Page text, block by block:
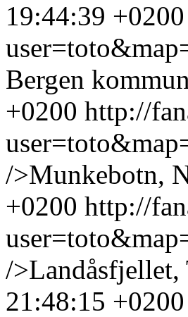
19:44:39 +0200
Bergen
+0200 http://
/>Munkebotn,
+0200 http://
/
21:48:15 +0200